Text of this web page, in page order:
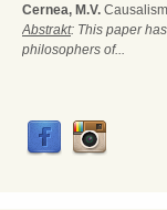
Cernea, M.V.
Abstrakt: This paper
philosophers of...